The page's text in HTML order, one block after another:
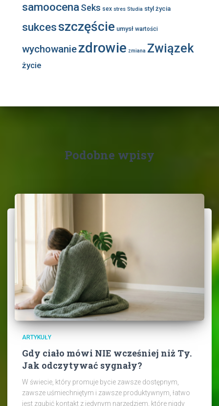
samoocenaSeks sex stres Studia styl życia
sukcesszczęście umysł wartości
wychowaniezdrowie zmiana Związek
życie
Podobne wpisy
ARTYKUŁY
Gdy ciało mówi NIE wcześniej niż Ty.
Jak odczytywać sygnały?
W świecie, który promuje bycie zawsze dostępnym,
zawsze uśmiechniętym i zawsze produktywnym, łatwo
jest zgubić kontakt z jedynym narzędziem, które nigdy